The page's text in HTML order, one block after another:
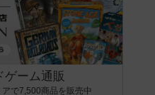
ゲーム通販
で7,500商品を販売中